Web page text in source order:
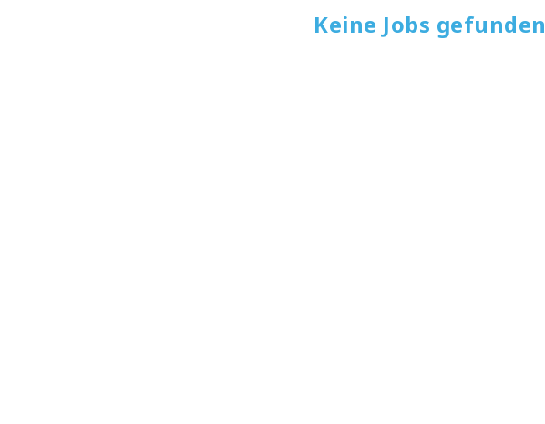
Keine Jobs gefunden